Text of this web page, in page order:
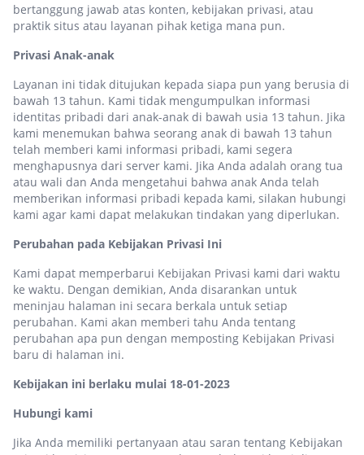
bertanggung jawab atas konten, kebijakan privasi, atau
praktik situs atau layanan pihak ketiga mana pun.
Privasi Anak-anak
Layanan ini tidak ditujukan kepada siapa pun yang berusia di
bawah 13 tahun. Kami tidak mengumpulkan informasi
identitas pribadi dari anak-anak di bawah usia 13 tahun. Jika
kami menemukan bahwa seorang anak di bawah 13 tahun
telah memberi kami informasi pribadi, kami segera
menghapusnya dari server kami. Jika Anda adalah orang tua
atau wali dan Anda mengetahui bahwa anak Anda telah
memberikan informasi pribadi kepada kami, silakan hubungi
kami agar kami dapat melakukan tindakan yang diperlukan.
Perubahan pada Kebijakan Privasi Ini
Kami dapat memperbarui Kebijakan Privasi kami dari waktu
ke waktu. Dengan demikian, Anda disarankan untuk
meninjau halaman ini secara berkala untuk setiap
perubahan. Kami akan memberi tahu Anda tentang
perubahan apa pun dengan memposting Kebijakan Privasi
baru di halaman ini.
Kebijakan ini berlaku mulai 18-01-2023
Hubungi kami
Jika Anda memiliki pertanyaan atau saran tentang Kebijakan